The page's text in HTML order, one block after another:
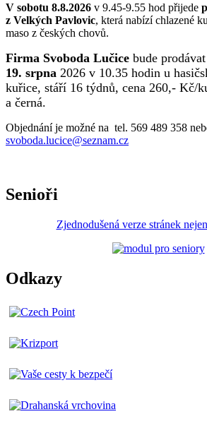
V sobotu 8.8.2026 v 9.45-9.55 hod přijede
z Velkých Pavlovic, která nabízí chlazené
maso z českých chovů.
Firma Svoboda Lučice bude prodávat
19. srpna 2026 v 10.35 hodin u
kuřice, stáří 16 týdnů, cena 260,- Kč/
a černá.
Objednání je možné na tel. 569 489 358
svoboda.lucice@seznam.cz
Senioři
Zjednodušená verze stránek
Odkazy